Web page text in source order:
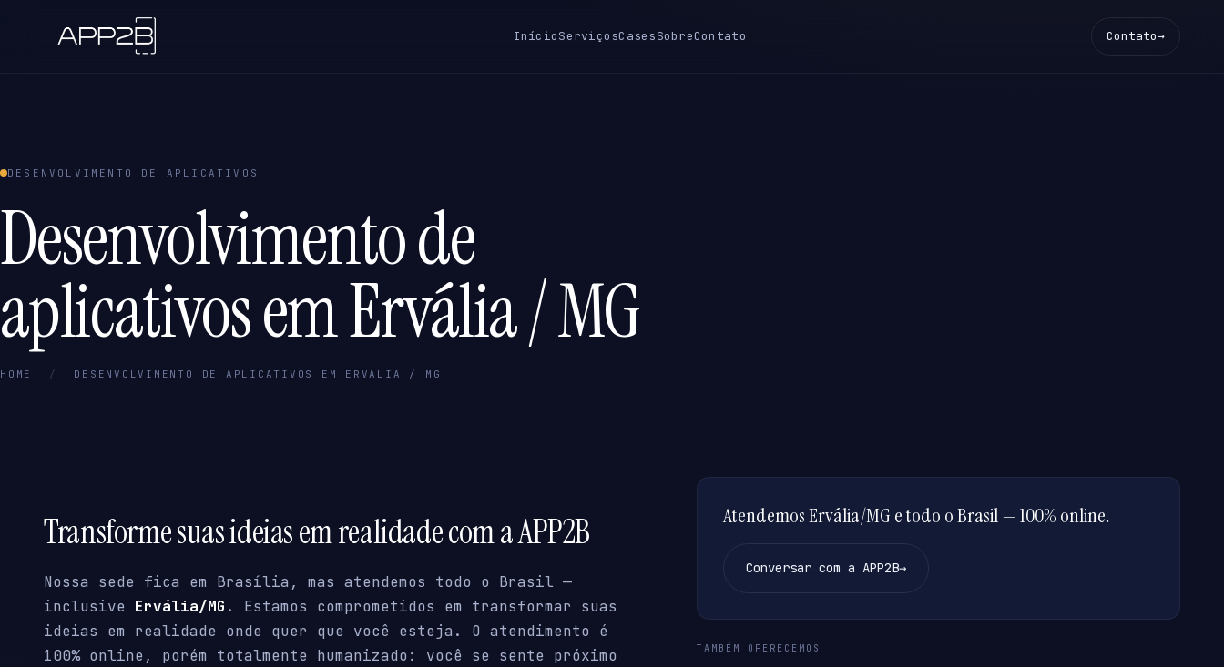
InícioServiçosCasesSobreContato Contato→
DESENVOLVIMENTO DE APLICATIVOS
Desenvolvimento de
aplicativos em Ervália / MG
HOME / DESENVOLVIMENTO DE APLICATIVOS EM ERVÁLIA / MG
Transforme suas ideias em realidade com a APP2B
Nossa sede fica em Brasília, mas atendemos todo o Brasil —
inclusive Ervália/MG . Estamos comprometidos em transformar suas
ideias em realidade onde quer que você esteja. O atendimento é
100% online, porém totalmente humanizado: você se sente próximo
Atendemos Ervália/MG e todo o Brasil — 100% online.
Conversar com a APP2B→
TAMBÉM OFERECEMOS